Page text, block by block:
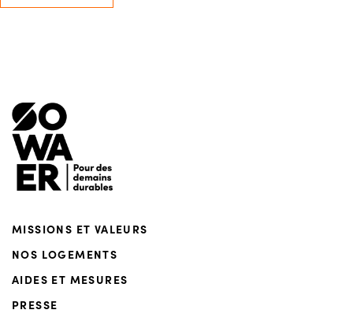
Menu de footer
MISSIONS ET VALEURS
NOS LOGEMENTS
AIDES ET MESURES
PRESSE